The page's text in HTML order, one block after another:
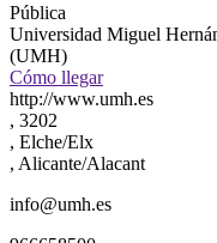
Pública
Universidad Miguel
(UMH)
Cómo llegar
http://www.umh.es
, 3202
, Elche/Elx
, Alicante/Alacant
info@umh.es